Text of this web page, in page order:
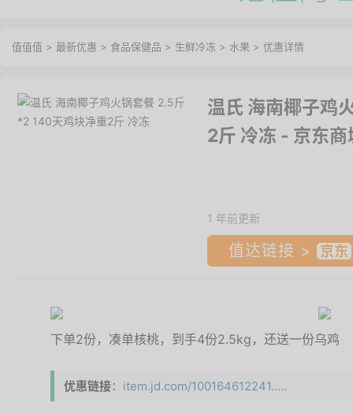
值值值 > 最新优惠 > 食品保健品 > 生鲜冷冻 > 水果 > 优惠详情
温氏 海南椰子鸡
2斤 冷冻 - 京东商
1 年前更新
值达链接 >
下单2份，凑单核桃，到手4份2.5kg，还送一份乌鸡
优惠链接： item.jd.com/100164612241.....